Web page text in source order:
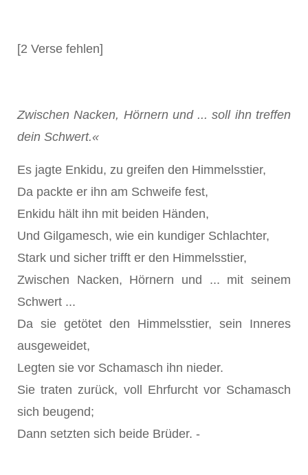
[2 Verse fehlen]
Zwischen Nacken, Hörnern und ... soll ihn treffen
dein Schwert.«
Es jagte Enkidu, zu greifen den Himmelsstier,
Da packte er ihn am Schweife fest,
Enkidu hält ihn mit beiden Händen,
Und Gilgamesch, wie ein kundiger Schlachter,
Stark und sicher trifft er den Himmelsstier,
Zwischen Nacken, Hörnern und ... mit seinem
Schwert ...
Da sie getötet den Himmelsstier, sein Inneres
ausgeweidet,
Legten sie vor Schamasch ihn nieder.
Sie traten zurück, voll Ehrfurcht vor Schamasch
sich beugend;
Dann setzten sich beide Brüder. -